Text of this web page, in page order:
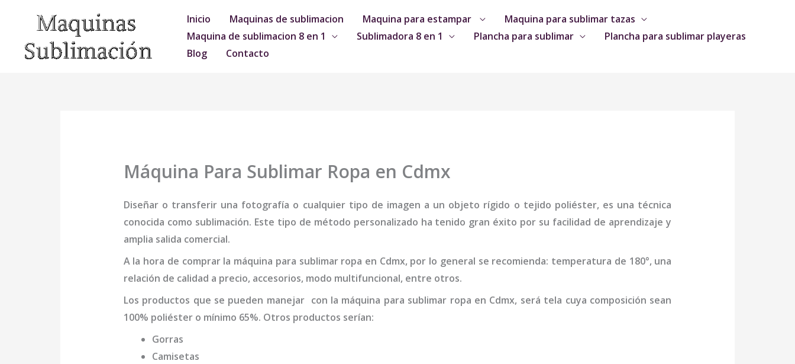
contenido
Inicio Maquinas de sublimacion Maquina para estampar
Maquina para sublimar tazas
Maquina de sublimacion 8 en 1
Sublimadora 8 en 1 Plancha para sublimar
Plancha para sublimar playeras
Blog
Contacto
Máquina Para Sublimar Ropa en Cdmx
Diseñar o transferir una fotografía o cualquier tipo de imagen a un objeto rígido o tejido poliéster, es una técnica
conocida como sublimación. Este tipo de método personalizado ha tenido gran éxito por su facilidad de aprendizaje y
amplia salida comercial.
A la hora de comprar la máquina para sublimar ropa en Cdmx, por lo general se recomienda: temperatura de 180°, una
relación de calidad a precio, accesorios, modo multifuncional, entre otros.
Los productos que se pueden manejar con la máquina para sublimar ropa en Cdmx, será tela cuya composición sean
100% poliéster o mínimo 65%. Otros productos serían:
Gorras
Camisetas